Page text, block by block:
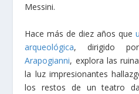
Messini.
Hace más de diez años que
arqueológica, dirigido
Arapogianni, explora las
la luz impresionantes
los restos de un teatro